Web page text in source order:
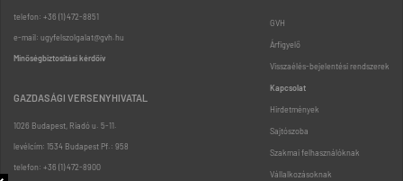
telefon: +36 (1) 472-8851
e-mail: ugyfelszolgalat@gvh.hu
Minőségbiztosítási kérdőív
GAZDASÁGI VERSENYHIVATAL
1026 Budapest, Riadó u. 5-11.
levélcím: 1534 Budapest Pf.: 958
telefon: +36 (1) 472-8900
GVH
Árfigyelő
Visszaélés-bejelentési rendszerek
Kapcsolat
Hirdetmények
Sajtószoba
Szakmai felhasználóknak
Vállalkozásoknak